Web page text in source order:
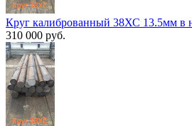
Круг калиброванный 38ХС 13.5мм в
310 000 руб.